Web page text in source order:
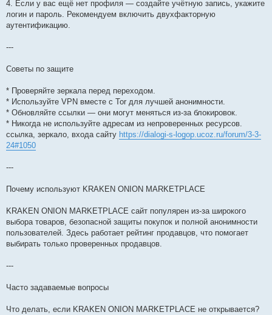
4. Если у вас ещё нет профиля — создайте учётную запись, укажите
логин и пароль. Рекомендуем включить двухфакторную
аутентификацию.
---
Советы по защите
* Проверяйте зеркала перед переходом.
* Используйте VPN вместе с Tor для лучшей анонимности.
* Обновляйте ссылки — они могут меняться из-за блокировок.
* Никогда не используйте адресам из непроверенных ресурсов.
ссылка, зеркало, входа сайту https://dialogi-s-logop.ucoz.ru/forum/3-3-
24#1050
---
Почему используют KRAKEN ONION MARKETPLACE
KRAKEN ONION MARKETPLACE сайт популярен из-за широкого
выбора товаров, безопасной защиты покупок и полной анонимности
пользователей. Здесь работает рейтинг продавцов, что помогает
выбирать только проверенных продавцов.
---
Часто задаваемые вопросы
Что делать, если KRAKEN ONION MARKETPLACE не открывается?